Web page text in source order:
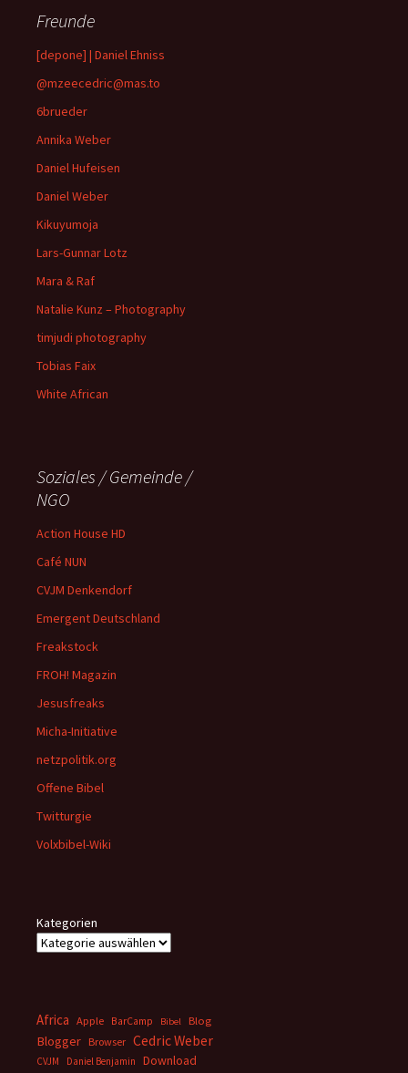
Freunde
[depone] | Daniel Ehniss
@mzeecedric@mas.to
6brueder
Annika Weber
Daniel Hufeisen
Daniel Weber
Kikuyumoja
Lars-Gunnar Lotz
Mara & Raf
Natalie Kunz – Photography
timjudi photography
Tobias Faix
White African
Soziales / Gemeinde /
NGO
Action House HD
Café NUN
CVJM Denkendorf
Emergent Deutschland
Freakstock
FROH! Magazin
Jesusfreaks
Micha-Initiative
netzpolitik.org
Offene Bibel
Twitturgie
Volxbibel-Wiki
Kategorien
Africa Apple BarCamp Bibel Blog
Blogger Browser Cedric Weber
CVJM Daniel Benjamin Download